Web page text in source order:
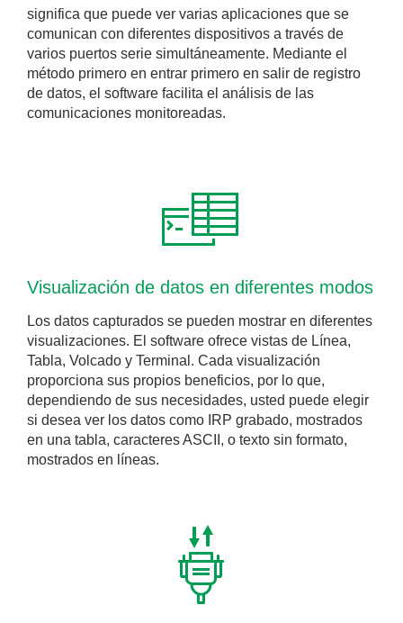
significa que puede ver varias aplicaciones que se
comunican con diferentes dispositivos a través de
varios puertos serie simultáneamente. Mediante el
método primero en entrar primero en salir de registro
de datos, el software facilita el análisis de las
comunicaciones monitoreadas.
Visualización de datos en diferentes modos
Los datos capturados se pueden mostrar en diferentes
visualizaciones. El software ofrece vistas de Línea,
Tabla, Volcado y Terminal. Cada visualización
proporciona sus propios beneficios, por lo que,
dependiendo de sus necesidades, usted puede elegir
si desea ver los datos como IRP grabado, mostrados
en una tabla, caracteres ASCII, o texto sin formato,
mostrados en líneas.